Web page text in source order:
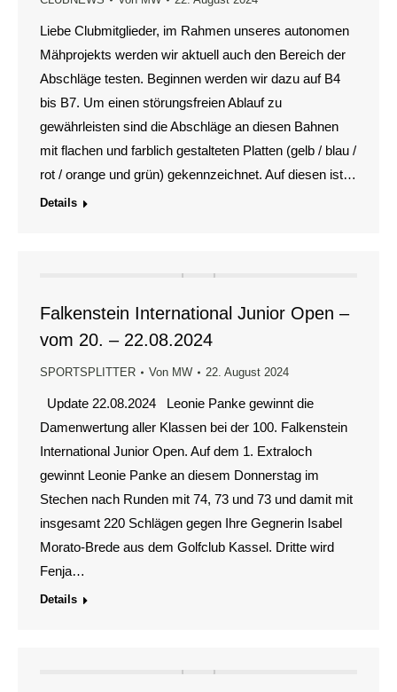
Liebe Clubmitglieder, im Rahmen unseres autonomen
Mähprojekts werden wir aktuell auch den Bereich der
Abschläge testen. Beginnen werden wir dazu auf B4
bis B7. Um einen störungsfreien Ablauf zu
gewährleisten sind die Abschläge an diesen Bahnen
mit flachen und farblich gestalteten Platten (gelb / blau /
rot / orange und grün) gekennzeichnet. Auf diesen ist…
Details
Falkenstein International Junior Open –
vom 20. – 22.08.2024
SPORTSPLITTER Von MW 22. August 2024
Update 22.08.2024 Leonie Panke gewinnt die
Damenwertung aller Klassen bei der 100. Falkenstein
International Junior Open. Auf dem 1. Extraloch
gewinnt Leonie Panke an diesem Donnerstag im
Stechen nach Runden mit 74, 73 und 73 und damit mit
insgesamt 220 Schlägen gegen Ihre Gegnerin Isabel
Morato-Brede aus dem Golfclub Kassel. Dritte wird
Fenja…
Details